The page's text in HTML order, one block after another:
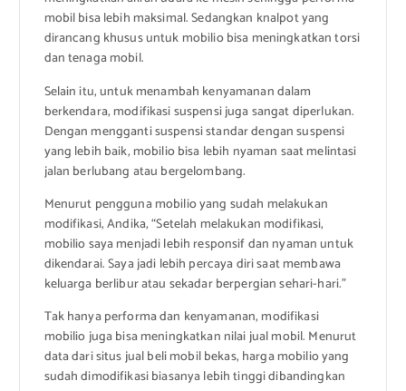
mobil bisa lebih maksimal. Sedangkan knalpot yang
dirancang khusus untuk mobilio bisa meningkatkan torsi
dan tenaga mobil.
Selain itu, untuk menambah kenyamanan dalam
berkendara, modifikasi suspensi juga sangat diperlukan.
Dengan mengganti suspensi standar dengan suspensi
yang lebih baik, mobilio bisa lebih nyaman saat melintasi
jalan berlubang atau bergelombang.
Menurut pengguna mobilio yang sudah melakukan
modifikasi, Andika, “Setelah melakukan modifikasi,
mobilio saya menjadi lebih responsif dan nyaman untuk
dikendarai. Saya jadi lebih percaya diri saat membawa
keluarga berlibur atau sekadar berpergian sehari-hari.”
Tak hanya performa dan kenyamanan, modifikasi
mobilio juga bisa meningkatkan nilai jual mobil. Menurut
data dari situs jual beli mobil bekas, harga mobilio yang
sudah dimodifikasi biasanya lebih tinggi dibandingkan